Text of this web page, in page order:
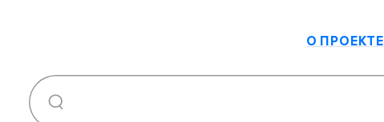
О ПРОЕКТЕ